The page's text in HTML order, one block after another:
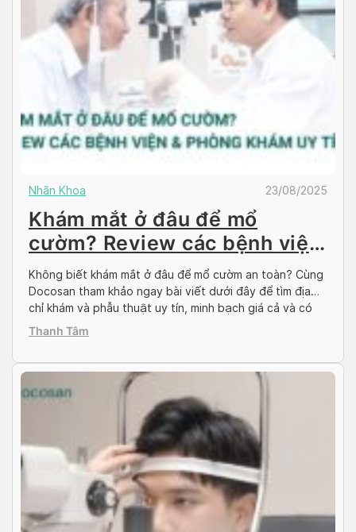
Nhãn Khoa 23/08/2025
Khám mắt ở đâu để mổ
cườm? Review các bệnh viện
và phòng khám uy tín
Không biết khám mắt ở đâu để mổ cườm an toàn? Cùng
Docosan tham khảo ngay bài viết dưới đây để tìm địa
chỉ khám và phẫu thuật uy tín, minh bạch giá cả và có
áp dụng BHYT hay không? Tại sao cần khám trước khi
Thanh Tâm